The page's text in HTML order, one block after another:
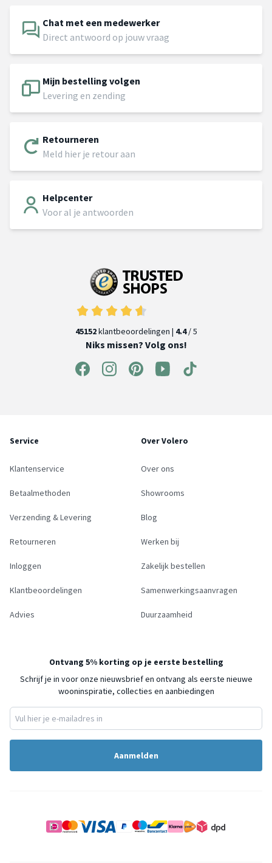
Chat met een medewerker
Direct antwoord op jouw vraag
Mijn bestelling volgen
Levering en zending
Retourneren
Meld hier je retour aan
Helpcenter
Voor al je antwoorden
45152klantbeoordelingen | 4.4/ 5
Niks missen? Volg ons!
Service
Klantenservice
Betaalmethoden
Verzending & Levering
Retourneren
Inloggen
Klantbeoordelingen
Advies
Over Volero
Over ons
Showrooms
Blog
Werken bij
Zakelijk bestellen
Samenwerkingsaanvragen
Duurzaamheid
Ontvang 5% korting op je eerste bestelling
Schrijf je in voor onze nieuwsbrief en ontvang als eerste nieuwe
wooninspiratie, collecties en aanbiedingen
Aanmelden